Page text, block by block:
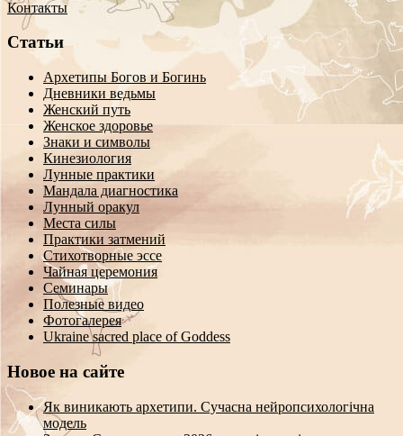
Контакты
Статьи
Архетипы Богов и Богинь
Дневники ведьмы
Женский путь
Женское здоровье
Знаки и символы
Кинезиология
Лунные практики
Мандала диагностика
Лунный оракул
Места силы
Практики затмений
Стихотворные эссе
Чайная церемония
Семинары
Полезные видео
Фотогалерея
Ukraine sacred place of Goddess
Новое на сайте
Як виникають архетипи. Сучасна нейропсихологічна
модель